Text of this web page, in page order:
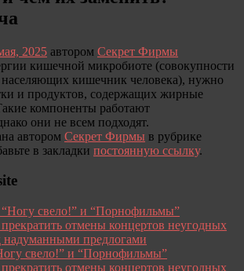
2025 автором Секрет Фирмы
кишечной микробиоте (совокупности
кишечник человека), нужно
и продуктов, содержащих жирные
компоненты работают
они не всем подходят.
автором Секрет Фирмы в рубрике
в закладки постоянную ссылку.
свело!” и “Порнофильмы”
отмены концертов неугодных